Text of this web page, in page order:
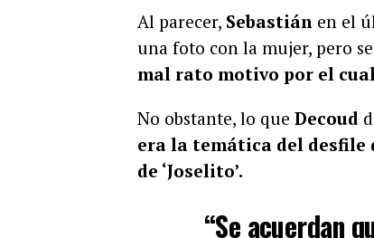
Al parecer, Sebastián en el
una foto con la mujer, pero
mal rato motivo por el
No obstante, lo que Decoud
era la temática del desfile
de ‘Joselito’.
“Se acuerdan